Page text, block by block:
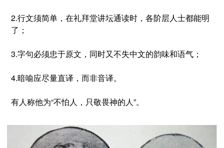
2.行文须简单，在礼拜堂讲坛通读时，各阶层人士都能明
了；
3.字句必须忠于原文，同时又不失中文的韵味和语气；
4.暗喻应尽量直译，而非音译。
有人称他为“不怕人，只敬畏神的人”。